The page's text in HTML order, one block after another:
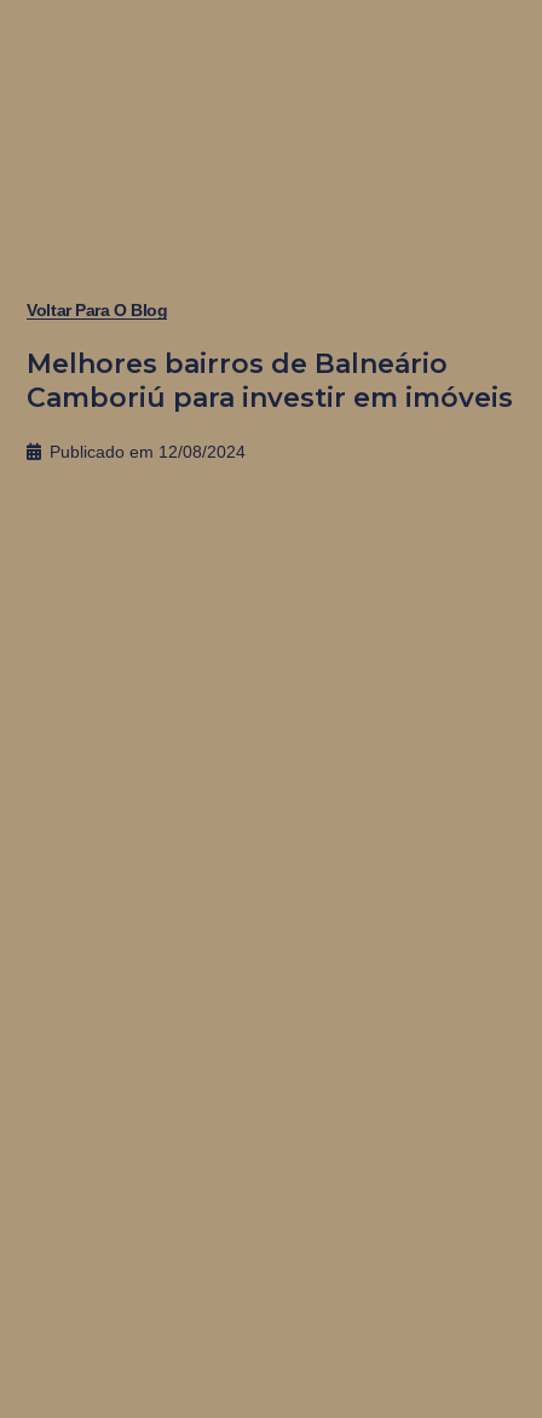
Voltar Para O Blog
Melhores bairros de Balneário
Camboriú para investir em imóveis
Publicado em 12/08/2024